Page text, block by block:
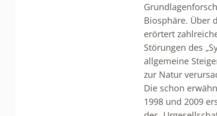
Biosphäre. Über
erörtert
Störungen des
allgemeine
zur Natur
Die schon
1998 und 2009